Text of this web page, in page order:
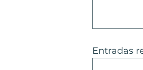
Entradas